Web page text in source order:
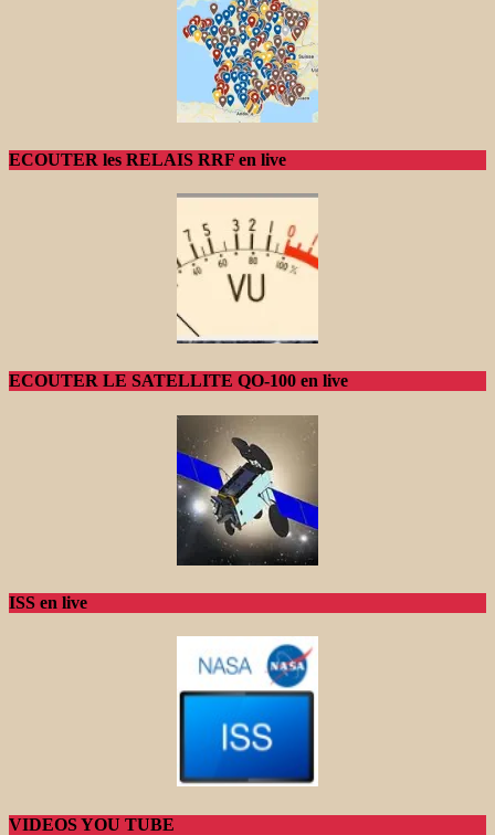
ECOUTER les RELAIS RRF en live
ECOUTER LE SATELLITE QO-100 en live
ISS en live
VIDEOS YOU TUBE